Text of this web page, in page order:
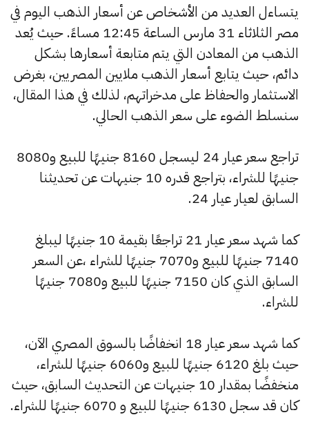
يتساءل العديد من الأشخاص عن أسعار الذهب اليوم في
مصر الثلاثاء 31 مارس الساعة 12:45 مساءً. حيث يُعد
الذهب من المعادن التي يتم متابعة أسعارها بشكل
دائم، حيث يتابع أسعار الذهب ملايين المصريين، بغرض
الاستثمار والحفاظ على مدخراتهم، لذلك في هذا المقال،
سنسلط الضوء على سعر الذهب الحالي.
تراجع سعر عيار 24 ليسجل 8160 جنيهًا للبيع و8080
جنيهًا للشراء، بتراجع قدره 10 جنيهات عن تحديثنا
السابق لعيار عيار 24.
كما شهد سعر عيار 21 تراجعًا بقيمة 10 جنيهًا ليبلغ
7140 جنيهًا للبيع و7070 جنيهًا للشراء ،عن السعر
السابق الذي كان 7150 جنيهًا للبيع و7080 جنيهًا
للشراء.
كما شهد سعر عيار 18 انخفاضًا بالسوق المصري الآن،
حيث بلغ 6120 جنيهًا للبيع و6060 جنيهًا للشراء،
منخفضًا بمقدار 10 جنيهات عن التحديث السابق، حيث
كان قد سجل 6130 جنيهًا للبيع و 6070 جنيهًا للشراء.